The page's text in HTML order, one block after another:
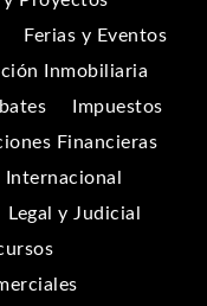
Ferias y Eventos
Inmobiliaria
Impuestos
Financieras
Internacional
Legal y Judicial